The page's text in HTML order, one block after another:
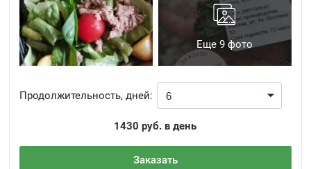
Еще 9 фото
Продолжительность, дней:
1430 руб. в день
Заказать